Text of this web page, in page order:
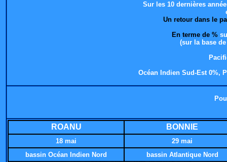
Sur les 10 dernières
Un retour dans le
En terme de %
(sur la base
Océan Indien Sud-Est 0%,
ROANU BONNIE
18 mai
29 mai
bassin Océan Indien Nord
bassin Atlantique Nord